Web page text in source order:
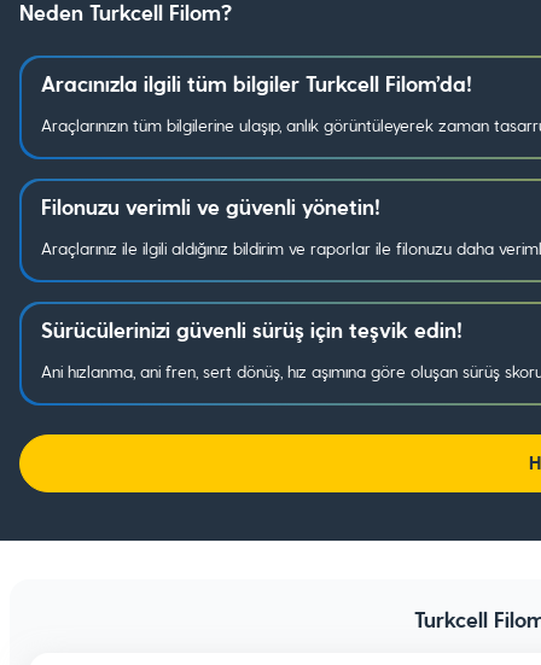
Neden Turkcell Filom?
Aracınızla ilgili tüm bilgiler Turkcell Filom’da!
Araçlarınızın tüm bilgilerine ulaşıp, anlık görüntüleyerek zaman
Filonuzu verimli ve güvenli yönetin!
Araçlarınız ile ilgili aldığınız bildirim ve raporlar ile filonuzu daha
Sürücülerinizi güvenli sürüş için teşvik edin!
Ani hızlanma, ani fren, sert dönüş, hız aşımına göre oluşan sürüş
Turkcell